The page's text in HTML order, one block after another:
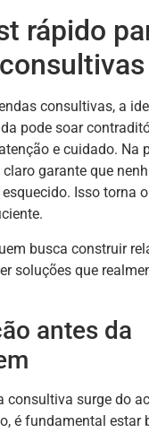
rápido
consultivas, a
pode soar
e cuidado. Na
garante que
Isso torna
busca construir
soluções que
antes da
consultiva surge do
é fundamental estar